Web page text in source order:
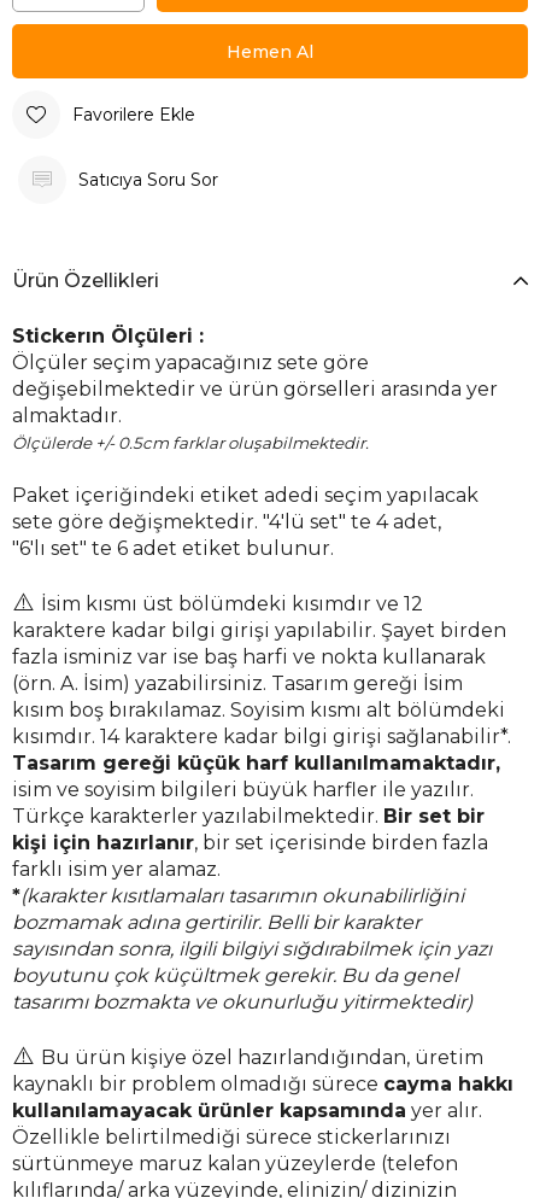
Favorilere Ekle
Satıcıya Soru Sor
Ürün Özellikleri
Stickerın Ölçüleri :
Ölçüler seçim yapacağınız sete göre
değişebilmektedir ve ürün görselleri arasında yer
almaktadır.
Ölçülerde +/- 0.5cm farklar oluşabilmektedir.
Paket içeriğindeki etiket adedi seçim yapılacak
sete göre değişmektedir. "4'lü set" te 4 adet,
"6'lı set" te 6 adet etiket bulunur.
⚠️ İsim kısmı üst bölümdeki kısımdır ve 12
karaktere kadar bilgi girişi yapılabilir. Şayet birden
fazla isminiz var ise baş harfi ve nokta kullanarak
(örn. A. İsim) yazabilirsiniz. Tasarım gereği İsim
kısım boş bırakılamaz. Soyisim kısmı alt bölümdeki
kısımdır. 14 karaktere kadar bilgi girişi sağlanabilir*.
Tasarım gereği küçük harf kullanılmamaktadır,
isim ve soyisim bilgileri büyük harfler ile yazılır.
Türkçe karakterler yazılabilmektedir. Bir set bir
kişi için hazırlanır, bir set içerisinde birden fazla
farklı isim yer alamaz.
*(karakter kısıtlamaları tasarımın okunabilirliğini
bozmamak adına gertirilir. Belli bir karakter
sayısından sonra, ilgili bilgiyi sığdırabilmek için yazı
boyutunu çok küçültmek gerekir. Bu da genel
tasarımı bozmakta ve okunurluğu yitirmektedir)
⚠️ Bu ürün kişiye özel hazırlandığından, üretim
kaynaklı bir problem olmadığı sürece cayma hakkı
kullanılamayacak ürünler kapsamında yer alır.
Özellikle belirtilmediği sürece stickerlarınızı
sürtünmeye maruz kalan yüzeylerde (telefon
kılıflarında/ arka yüzeyinde, elinizin/ dizinizin